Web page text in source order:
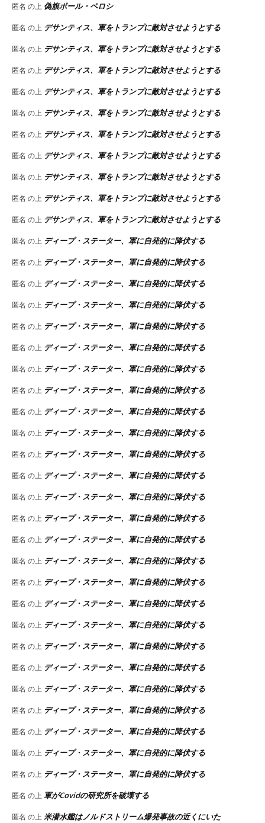
匿名 の上 偽旗ポール・ペロシ
匿名 の上 デサンティス、軍をトランプに敵対させようとする
匿名 の上 デサンティス、軍をトランプに敵対させようとする
匿名 の上 デサンティス、軍をトランプに敵対させようとする
匿名 の上 デサンティス、軍をトランプに敵対させようとする
匿名 の上 デサンティス、軍をトランプに敵対させようとする
匿名 の上 デサンティス、軍をトランプに敵対させようとする
匿名 の上 デサンティス、軍をトランプに敵対させようとする
匿名 の上 デサンティス、軍をトランプに敵対させようとする
匿名 の上 デサンティス、軍をトランプに敵対させようとする
匿名 の上 デサンティス、軍をトランプに敵対させようとする
匿名 の上 ディープ・ステーター、軍に自発的に降伏する
匿名 の上 ディープ・ステーター、軍に自発的に降伏する
匿名 の上 ディープ・ステーター、軍に自発的に降伏する
匿名 の上 ディープ・ステーター、軍に自発的に降伏する
匿名 の上 ディープ・ステーター、軍に自発的に降伏する
匿名 の上 ディープ・ステーター、軍に自発的に降伏する
匿名 の上 ディープ・ステーター、軍に自発的に降伏する
匿名 の上 ディープ・ステーター、軍に自発的に降伏する
匿名 の上 ディープ・ステーター、軍に自発的に降伏する
匿名 の上 ディープ・ステーター、軍に自発的に降伏する
匿名 の上 ディープ・ステーター、軍に自発的に降伏する
匿名 の上 ディープ・ステーター、軍に自発的に降伏する
匿名 の上 ディープ・ステーター、軍に自発的に降伏する
匿名 の上 ディープ・ステーター、軍に自発的に降伏する
匿名 の上 ディープ・ステーター、軍に自発的に降伏する
匿名 の上 ディープ・ステーター、軍に自発的に降伏する
匿名 の上 ディープ・ステーター、軍に自発的に降伏する
匿名 の上 ディープ・ステーター、軍に自発的に降伏する
匿名 の上 ディープ・ステーター、軍に自発的に降伏する
匿名 の上 ディープ・ステーター、軍に自発的に降伏する
匿名 の上 ディープ・ステーター、軍に自発的に降伏する
匿名 の上 ディープ・ステーター、軍に自発的に降伏する
匿名 の上 ディープ・ステーター、軍に自発的に降伏する
匿名 の上 ディープ・ステーター、軍に自発的に降伏する
匿名 の上 ディープ・ステーター、軍に自発的に降伏する
匿名 の上 ディープ・ステーター、軍に自発的に降伏する
匿名 の上軍がCovidの研究所を破壊する
匿名 の上米潜水艦はノルドストリーム爆発事故の近くにいた